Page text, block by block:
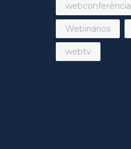
webconferência
Webinários
webtv